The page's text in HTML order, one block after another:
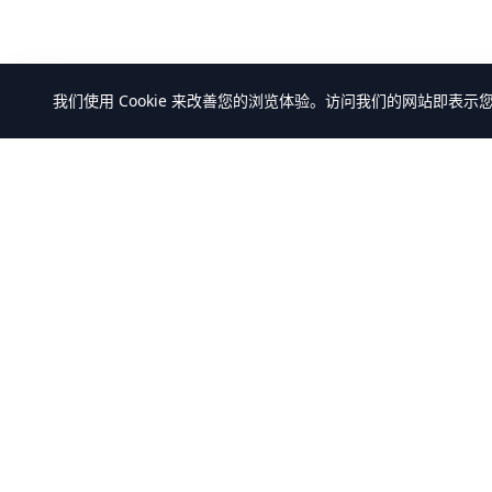
我们使用 Cookie 来改善您的浏览体验。访问我们的网站即表示